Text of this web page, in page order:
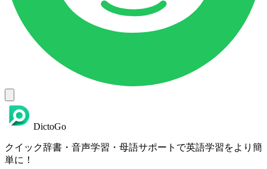
DictoGo
クイック辞書・音声学習・母語サポートで英語学習をより簡
単に！